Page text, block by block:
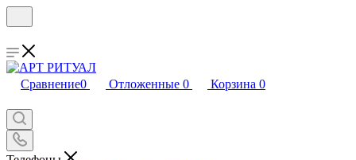
Сравнение0 Отложенные 0 Корзина 0